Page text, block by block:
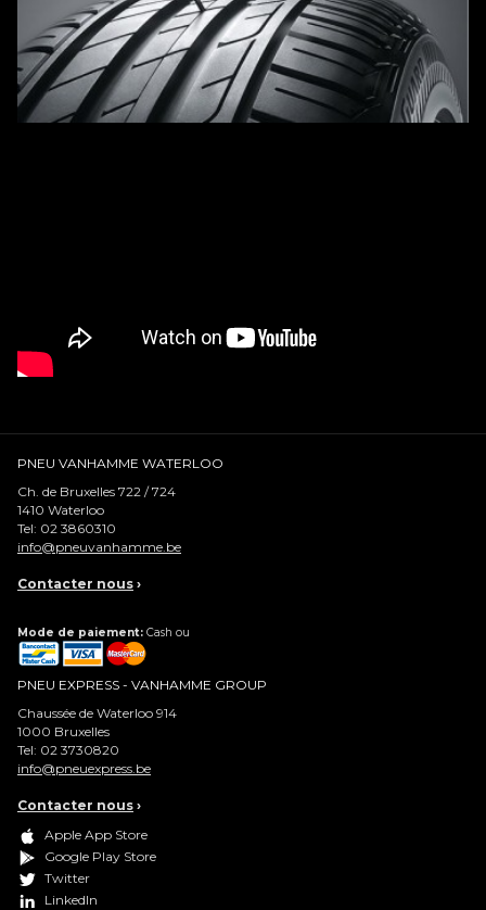
PNEU VANHAMME WATERLOO
Ch. de Bruxelles 722 / 724
1410 Waterloo
Tel: 02 3860310
info@pneuvanhamme.be
Contacter nous ›
Mode de paiement: Cash ou
PNEU EXPRESS - VANHAMME GROUP
Chaussée de Waterloo 914
1000 Bruxelles
Tel: 02 3730820
info@pneuexpress.be
Contacter nous ›
Apple App Store
Google Play Store
Twitter
LinkedIn